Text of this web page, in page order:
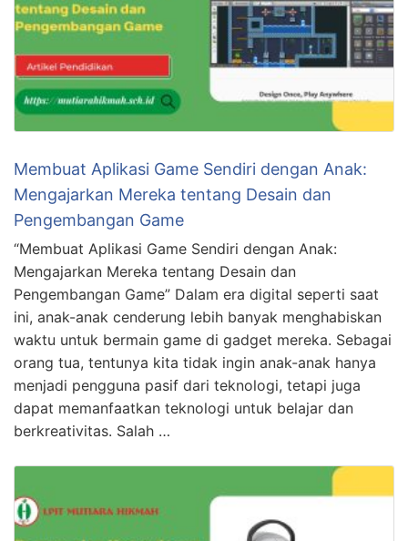
Membuat Aplikasi Game Sendiri dengan Anak:
Mengajarkan Mereka tentang Desain dan
Pengembangan Game
“Membuat Aplikasi Game Sendiri dengan Anak:
Mengajarkan Mereka tentang Desain dan
Pengembangan Game” Dalam era digital seperti saat
ini, anak-anak cenderung lebih banyak menghabiskan
waktu untuk bermain game di gadget mereka. Sebagai
orang tua, tentunya kita tidak ingin anak-anak hanya
menjadi pengguna pasif dari teknologi, tetapi juga
dapat memanfaatkan teknologi untuk belajar dan
berkreativitas. Salah …